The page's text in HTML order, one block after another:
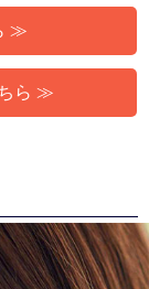
≫
ら ≫